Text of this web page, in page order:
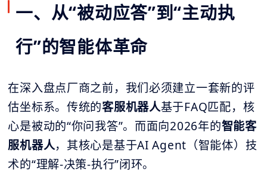
一、从“被动应答”到“主动执
行”的智能体革命
在深入盘点厂商之前，我们必须建立一套新的评
估坐标系。传统的客服机器人基于FAQ匹配，核
心是被动的“你问我答”。而面向2026年的智能客
服机器人，其核心是基于AI Agent（智能体）技
术的“理解-决策-执行”闭环。